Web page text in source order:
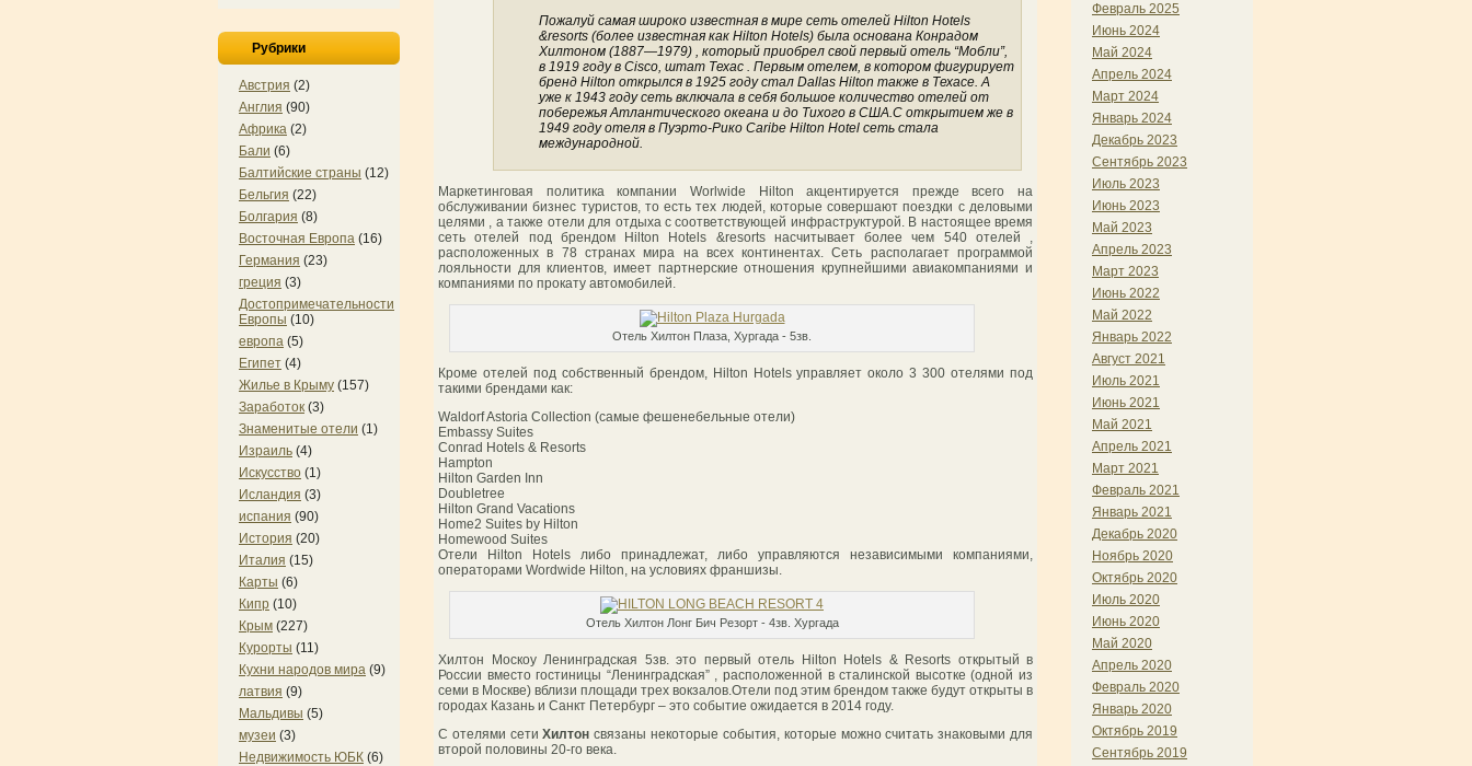
Рубрики
Австрия (2)
Англия (90)
Африка (2)
Бали (6)
Балтийские страны (12)
Бельгия (22)
Болгария (8)
Восточная Европа (16)
Германия (23)
греция (3)
Достопримечательности
Европы (10)
европа (5)
Египет (4)
Жилье в Крыму (157)
Заработок (3)
Знаменитые отели (1)
Израиль (4)
Искусство (1)
Исландия (3)
испания (90)
История (20)
Италия (15)
Карты (6)
Кипр (10)
Крым (227)
Курорты (11)
Кухни народов мира (9)
латвия (9)
Мальдивы (5)
музеи (3)
Недвижимость ЮБК (6)
Пожалуй самая широко известная в мире сеть отелей Hilton Hotels
&resorts (более известная как Hilton Hotels) была основана Конрадом
Хилтоном (1887—1979) , который приобрел свой первый отель “Мобли”,
в 1919 году в Cisco, штат Техас . Первым отелем, в котором фигурирует
бренд Hilton открылся в 1925 году стал Dallas Hilton также в Техасе. А
уже к 1943 году сеть включала в себя большое количество отелей от
побережья Атлантического океана и до Тихого в США.С открытием же в
1949 году отеля в Пуэрто-Рико Caribe Hilton Hotel сеть стала
международной.
Маркетинговая политика компании Worlwide Hilton акцентируется прежде всего на
обслуживании бизнес туристов, то есть тех людей, которые совершают поездки с деловыми
целями , а также отели для отдыха с соответствующей инфраструктурой. В настоящее время
сеть отелей под брендом Hilton Hotels &resorts насчитывает более чем 540 отелей ,
расположенных в 78 странах мира на всех континентах. Сеть располагает программой
лояльности для клиентов, имеет партнерские отношения крупнейшими авиакомпаниями и
компаниями по прокату автомобилей.
Отель Хилтон Плаза, Хургада - 5зв.
Кроме отелей под собственный брендом, Hilton Hotels управляет около 3 300 отелями под
такими брендами как:
Waldorf Astoria Collection (самые фешенебельные отели)
Embassy Suites
Conrad Hotels & Resorts
Hampton
Hilton Garden Inn
Doubletree
Hilton Grand Vacations
Home2 Suites by Hilton
Homewood Suites
Отели Hilton Hotels либо принадлежат, либо управляются независимыми компаниями,
операторами Wordwide Hilton, на условиях франшизы.
Отель Хилтон Лонг Бич Резорт - 4зв. Хургада
Хилтон Москоу Ленинградская 5зв. это первый отель Hilton Hotels & Resorts открытый в
России вместо гостиницы “Ленинградская” , расположенной в сталинской высотке (одной из
семи в Москве) вблизи площади трех вокзалов.Отели под этим брендом также будут открыты в
городах Казань и Санкт Петербург – это событие ожидается в 2014 году.
С отелями сетиХилтон связаны некоторые события, которые можно считать знаковыми для
второй половины 20-го века.
Февраль 2025
Июнь 2024
Май 2024
Апрель 2024
Март 2024
Январь 2024
Декабрь 2023
Сентябрь 2023
Июль 2023
Июнь 2023
Май 2023
Апрель 2023
Март 2023
Июнь 2022
Май 2022
Январь 2022
Август 2021
Июль 2021
Июнь 2021
Май 2021
Апрель 2021
Март 2021
Февраль 2021
Январь 2021
Декабрь 2020
Ноябрь 2020
Октябрь 2020
Июль 2020
Июнь 2020
Май 2020
Апрель 2020
Февраль 2020
Январь 2020
Октябрь 2019
Сентябрь 2019